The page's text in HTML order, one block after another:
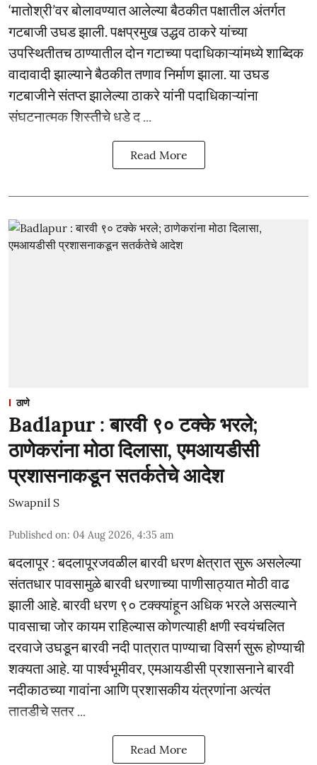
‘मातोश्री’वर बोलावण्यात आलेल्या बैठकीत पक्षातील अंतर्गत
गटबाजी उघड झाली. पक्षप्रमुख उद्धव ठाकरे यांच्या
उपस्थितीतच ठाण्यातील दोन गटाच्या पदाधिकाऱ्यांमध्ये शाब्दिक
वादावादी झाल्याने बैठकीत तणाव निर्माण झाला. या उघड
गटबाजीने संतप्त झालेल्या ठाकरे यांनी पदाधिकाऱ्यांना
संघटनात्मक शिस्तीचे धडे द ...
Read More
ठाणे
Badlapur : बारवी ९० टक्के भरले;
ठाणेकरांना मोठा दिलासा, एमआयडीसी
प्रशासनाकडून सतर्कतेचे आदेश
Swapnil S
Published on: 04 Aug 2026, 4:35 am
बदलापूर : बदलापूरजवळील बारवी धरण क्षेत्रात सुरू असलेल्या
संततधार पावसामुळे बारवी धरणाच्या पाणीसाठ्यात मोठी वाढ
झाली आहे. बारवी धरण ९० टक्क्यांहून अधिक भरले असल्याने
पावसाचा जोर कायम राहिल्यास कोणत्याही क्षणी स्वयंचलित
दरवाजे उघडून बारवी नदी पात्रात पाण्याचा विसर्ग सुरू होण्याची
शक्यता आहे. या पार्श्वभूमीवर, एमआयडीसी प्रशासनाने बारवी
नदीकाठच्या गावांना आणि प्रशासकीय यंत्रणांना अत्यंत
तातडीचे सतर ...
Read More